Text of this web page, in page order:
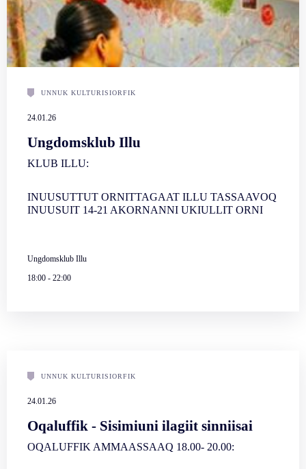
UNNUK KULTURISIORFIK
24.01.26
Ungdomsklub Illu
KLUB ILLU:
INUUSUTTUT ORNITTAGAAT ILLU TASSAAVOQ
INUUSUIT 14-21 AKORNANNI UKIULLIT ORNI
Ungdomsklub Illu
18:00 - 22:00
UNNUK KULTURISIORFIK
24.01.26
Oqaluffik - Sisimiuni ilagiit sinniisai
OQALUFFIK AMMAASSAAQ 18.00- 20.00: